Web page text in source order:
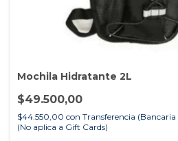
Mochila Hidratante 2L
$49.500,00
$44.550,00 con Transferencia
(No aplica a Gift Cards)